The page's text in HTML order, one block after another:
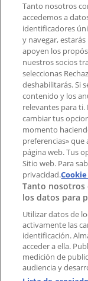
Contacto
Tienda mal
Notificar un
aplicación?
Índices
Marcas
Marcas
Negocios
Negocios
Productos
Productos
Ciudades
Descargar la
Tanto nosotros
accedemos a
identificadores
y navegar,
apoyen los
nuestros socios
seleccionas
deshabilitarás. Si
contenido y los
relevantes para ti.
cambiar tus
momento
preferencias» que
página web. Tus
Sitio web. Para
privacidad.
Tanto nosotros
los datos para
Utilizar datos de
activamente las
identificación.
acceder a ella.
medición de
audiencia y